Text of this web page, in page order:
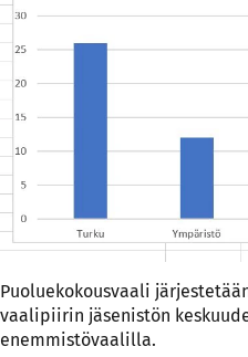
Puoluekokousvaali
vaalipiirin jäsenistön
enemmistövaalilla.